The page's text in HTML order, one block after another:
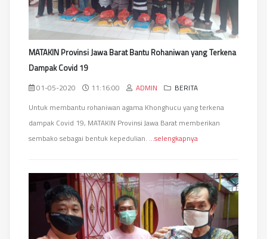
MATAKIN Provinsi Jawa Barat Bantu Rohaniwan yang Terkena
Dampak Covid 19
01-05-2020 11:16:00 ADMIN
BERITA
Untuk membantu rohaniwan agama Khonghucu yang terkena
dampak Covid 19, MATAKIN Provinsi Jawa Barat memberikan
sembako sebagai bentuk kepedulian. ...selengkapnya